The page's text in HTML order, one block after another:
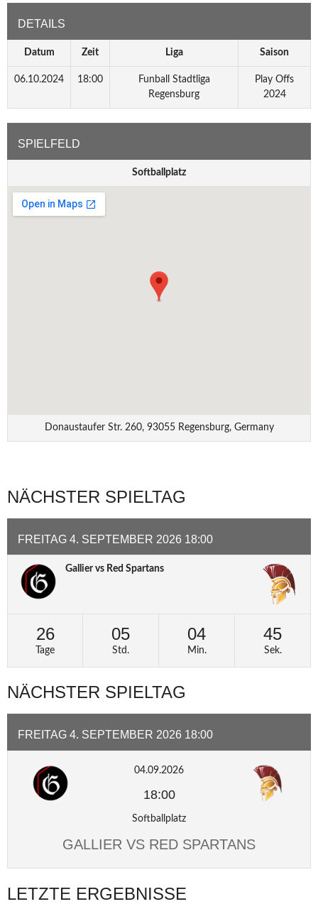
DETAILS
Datum Zeit Liga Saison
06.10.2024 18:00
Funball Stadtliga
Regensburg
Play Offs
2024
SPIELFELD
Softballplatz
Donaustaufer Str. 260, 93055 Regensburg, Germany
NÄCHSTER SPIELTAG
FREITAG 4. SEPTEMBER 2026 18:00
Gallier vs Red Spartans
26
Tage
05
Std.
04
Min.
45
Sek.
NÄCHSTER SPIELTAG
FREITAG 4. SEPTEMBER 2026 18:00
04.09.2026
18:00
Softballplatz
GALLIER VS RED SPARTANS
LETZTE ERGEBNISSE